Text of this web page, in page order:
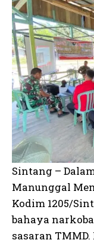
Sintang –
Manunggal
Kodim 1205/
bahaya
sasaran